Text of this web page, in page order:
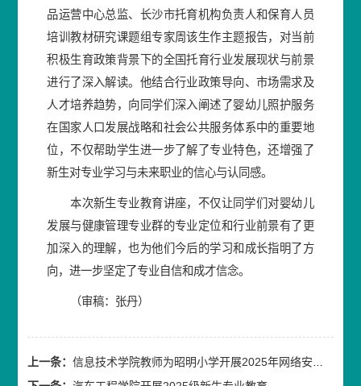
品运营中心总监、长沙市托育机构负责人和保育人员
培训教材研究课题组专家周该生作主题报告，对当前
积极生育政策背景下的全国托育行业发展现状与前景
进行了深入解读。他结合行业政策导向、市场需求及
人才培养趋势，向同学们深入阐述了婴幼儿照护服务
在国家人口发展战略和社会公共服务体系中的重要地
位，不仅帮助学生进一步了解了专业特色，还增强了
新生对专业学习与未来职业的信心与认同感。
本次新生专业教育讲座，不仅让同学们对婴幼儿
发展与健康管理专业群的专业定位和行业前景有了更
加深入的理解，也为他们今后的学习和成长指明了方
向，进一步坚定了专业自信和成才信念。
（审稿：张丹）
上一条：信息技术学院教师为昭明小学开展2025年网络安全宣讲